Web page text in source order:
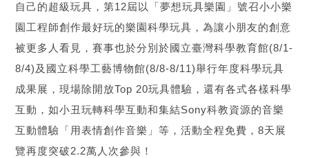
自己的超級玩具，第12屆以「夢想玩具樂園」號召小小樂
園工程師創作最好玩的樂園科學玩具，為讓小朋友的創意
被更多人看見，賽事也於分別於國立臺灣科學教育館(8/1-
8/4)及國立科學工藝博物館(8/8-8/11)舉行年度科學玩具
成果展，現場除開放Top 20玩具體驗，還有各式各樣科學
互動，如小丑玩轉科學互動和集結Sony科教資源的音樂
互動體驗「用表情創作音樂」等，活動全程免費，8天展
覽再度突破2.2萬人次參與！